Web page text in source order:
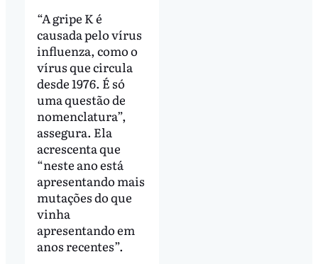
“A gripe K é
causada pelo vírus
influenza, como o
vírus que circula
desde 1976. É só
uma questão de
nomenclatura”,
assegura. Ela
acrescenta que
“neste ano está
apresentando mais
mutações do que
vinha
apresentando em
anos recentes”.